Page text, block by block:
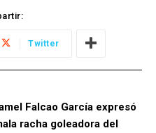
Twitter
Falcao García expresó
racha goleadora del